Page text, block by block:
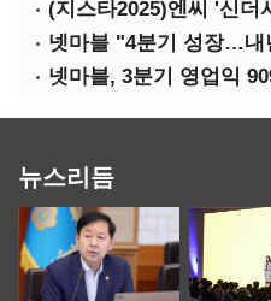
넷마블 "4분기 성장…내
넷마블, 3분기 영업익
뉴스리듬